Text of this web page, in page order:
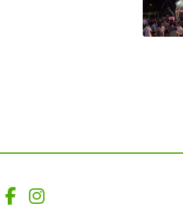
Facebook
Instagram